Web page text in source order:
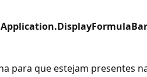
para que estejam presentes